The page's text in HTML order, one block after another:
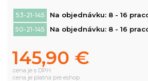
53-21-145 Na objednávku: 8 - 16
50-21-145 Na objednávku: 8 - 16
145,90 €
cena je s DPH
cena je platná pre eshop